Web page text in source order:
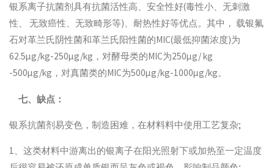
银系离子抗菌剂具有抗菌活性高、安全性好(毒性小、无刺激
性、 无致癌性、无致畸形等)、耐热性好等优点。其中， 载银氟
石对革兰氏阴性菌和革兰氏阳性菌的MIC(最低抑菌浓度)为
62.5μg/kg-250μg/kg，对酵母类的MIC为250μg/ kg
-500μg/kg，对真菌类的MIC为500μg/kg-1000μg/kg。
七、缺点：
银系抗菌剂易变色，制造困难，在材料料中使用工艺复杂;
1、这类材料中游离出的银离子在阳光照射下或加热至一定温度